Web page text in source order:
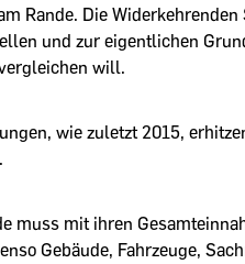
Rande. Die
und zur eigentlichen
will.
wie zuletzt 2015,
muss mit ihren
Gebäude, Fahrzeuge,